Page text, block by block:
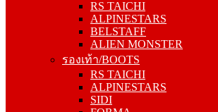
RS TAICHI
ALPINESTARS
BELSTAFF
ALIEN MONSTER
รองเท้า/BOOTS
RS TAICHI
ALPINESTARS
SIDI
BELSTAFF
ALIEN MONSTER
รองเท้า/BOOTS
RS TAICHI
ALPINESTARS
SIDI
FORMA
GAERNE